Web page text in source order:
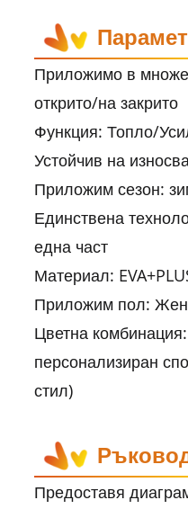
Приложимо в
открито/на закрито
Функция: Топло/
Устойчив на
Приложим сезон:
Единствена
една част
Материал:
Приложим пол:
Цветна
персонализиран
стил)
Предоставя